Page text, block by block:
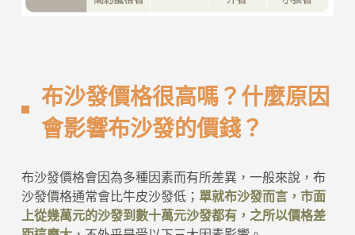
布沙發價格很高嗎？什麼原因
會影響布沙發的價錢？
布沙發價格會因為多種因素而有所差異，一般來說，布
沙發價格通常會比牛皮沙發低； 單就布沙發而言，市面
上從幾萬元的沙發到數十萬元沙發都有，之所以價格差